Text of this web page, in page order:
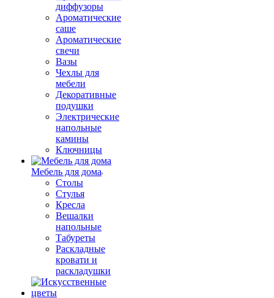
диффузоры
Ароматические
саше
Ароматические
свечи
Вазы
Чехлы для
мебели
Декоративные
подушки
Электрические
напольные
камины
Ключницы
Мебель для дома
Столы
Стулья
Кресла
Вешалки
напольные
Табуреты
Раскладные
кровати и
раскладушки